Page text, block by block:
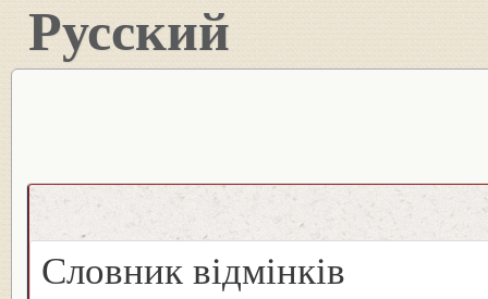
Русский
Словник відмінків